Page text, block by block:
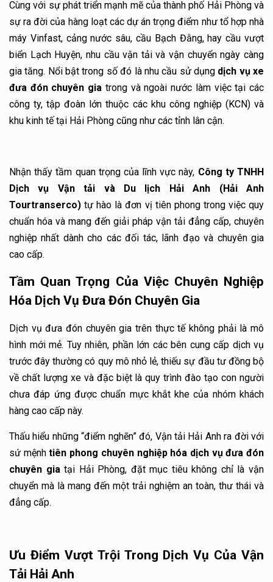
Cho thuê xe du lịch Hải Phòng và xe VIP
Báo giá dịch vụ xe đưa đón chuyên gia
Báo giá dịch vụ xe đưa đón công nhân viên
Báo giá dịch vụ cho thuê xe du lịch và xe VIP
TIN TỨC
Tin tức và sự kiện
Hoạt động doanh nghiệp
TUYỂN DỤNG
LIÊN HỆ
Cùng với sự phát triển mạnh mẽ của thành phố Hải Phòng và
sự ra đời của hàng loạt các dự án trọng điểm như tổ hợp nhà
máy Vinfast, cảng nước sâu, cầu Bạch Đằng, hay cầu vượt
biển Lạch Huyện, nhu cầu vận tải và vận chuyển ngày càng
gia tăng. Nổi bật trong số đó là nhu cầu sử dụng dịch vụ xe
đưa đón chuyên gia trong và ngoài nước làm việc tại các
công ty, tập đoàn lớn thuộc các khu công nghiệp (KCN) và
khu kinh tế tại Hải Phòng cũng như các tỉnh lân cận.
Nhận thấy tầm quan trọng của lĩnh vực này, Công ty TNHH
Dịch vụ Vận tải và Du lịch Hải Anh (Hải Anh
Tourtranserco) tự hào là đơn vị tiên phong trong việc quy
chuẩn hóa và mang đến giải pháp vận tải đẳng cấp, chuyên
nghiệp nhất dành cho các đối tác, lãnh đạo và chuyên gia
cao cấp.
Tầm Quan Trọng Của Việc Chuyên Nghiệp
Hóa Dịch Vụ Đưa Đón Chuyên Gia
Dịch vụ đưa đón chuyên gia trên thực tế không phải là mô
hình mới mẻ. Tuy nhiên, phần lớn các bên cung cấp dịch vụ
trước đây thường có quy mô nhỏ lẻ, thiếu sự đầu tư đồng bộ
về chất lượng xe và đặc biệt là quy trình đào tạo con người
chưa đáp ứng được chuẩn mực khắt khe của nhóm khách
hàng cao cấp này.
Thấu hiểu những “điểm nghẽn” đó, Vận tải Hải Anh ra đời với
sứ mệnhtiên phong chuyên nghiệp hóa dịch vụ đưa đón
chuyên giatại Hải Phòng, đặt mục tiêu không chỉ là vận
chuyển mà là mang đến một trải nghiệm an toàn, thư thái và
đẳng cấp.
Ưu Điểm Vượt Trội Trong Dịch Vụ Của Vận
Tải Hải Anh